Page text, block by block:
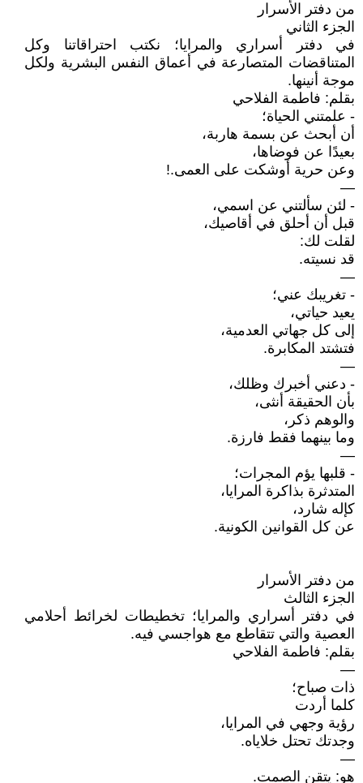
من دفتر الأسرار
الجزء الثاني
في دفتر أسراري والمرايا؛ نكتب احتراقاتنا وكل
المتناقضات المتصارعة في أعماق النفس البشرية ولكل
موجة أنينها.
بقلم: فاطمة الفلاحي
- علمتني الحياة؛
أن أبحث عن بسمة هاربة،
بعيدًا عن فوضاها،
وعن حرية أوشكت على العمى.!
—
- لئن سألتني عن اسمي،
قبل أن أحلق في أقاصيك،
لقلت لك:
قد نسيته.
—
- تغريبك عني؛
يعيد حياتي،
إلى كل جهاتي العدمية،
فتشتد المكابرة.
—
- دعني أخبرك وظلك،
بأن الحقيقة أنثى،
والوهم ذكر،
وما بينهما فقط فارزة.
—
- قلبها يؤم المجرات؛
المتدثرة بذاكرة المرايا،
كإله شارد،
عن كل القوانين الكونية.
من دفتر الأسرار
الجزء الثالث
في دفتر أسراري والمرايا؛ تخطيطات لخرائط أحلامي
العصية والتي تتقاطع مع هواجسي فيه.
بقلم: فاطمة الفلاحي
—
ذات صباح؛
كلما أردت
رؤية وجهي في المرايا،
وجدتك تحتل خلاياه.
—
هو: يتقن الصمت.